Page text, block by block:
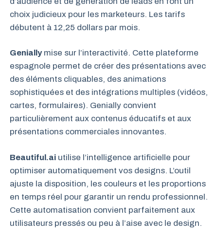
choix judicieux pour les marketeurs. Les tarifs
débutent à 12,25 dollars par mois.
Geniallymise sur l’interactivité. Cette plateforme
espagnole permet de créer des présentations avec
des éléments cliquables, des animations
sophistiquées et des intégrations multiples (vidéos,
cartes, formulaires). Genially convient
particulièrement aux contenus éducatifs et aux
présentations commerciales innovantes.
Beautiful.ai utilise l’intelligence artificielle pour
optimiser automatiquement vos designs. L’outil
ajuste la disposition, les couleurs et les proportions
en temps réel pour garantir un rendu professionnel.
Cette automatisation convient parfaitement aux
utilisateurs pressés ou peu à l’aise avec le design.